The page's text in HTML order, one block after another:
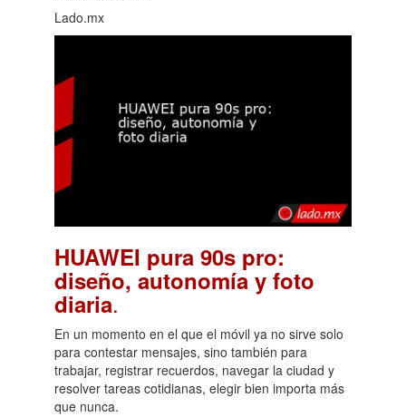
Lado.mx
HUAWEI pura 90s pro:
diseño, autonomía y foto
diaria.
En un momento en el que el móvil ya no sirve solo
para contestar mensajes, sino también para
trabajar, registrar recuerdos, navegar la ciudad y
resolver tareas cotidianas, elegir bien importa más
que nunca.